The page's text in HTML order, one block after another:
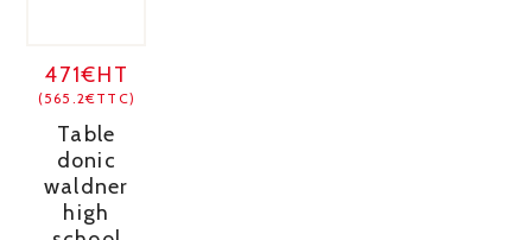
471€HT
(565.2€TTC)
Table
donic
waldner
high